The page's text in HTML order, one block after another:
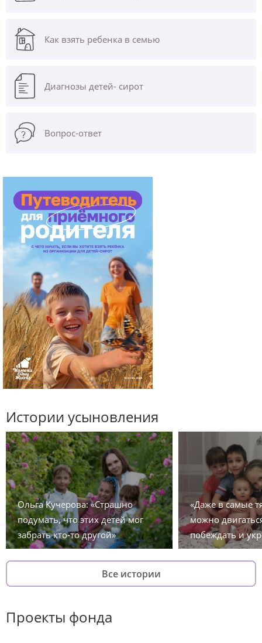
Как взять ребенка в семью
Диагнозы детей- сирот
Вопрос-ответ
Истории усыновления
Ольга Кучерова: «Страшно
подумать, что этих детей мог
забрать кто-то другой»
«Даже в самые
можно
побеждать и
Все истории
Проекты фонда